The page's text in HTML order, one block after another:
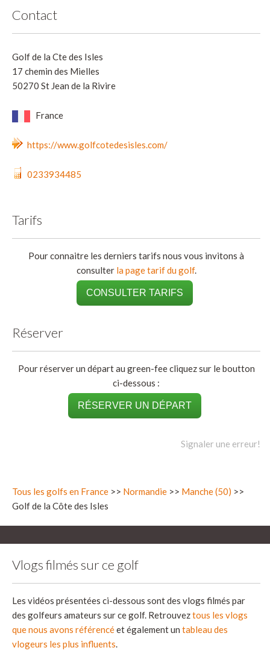
Contact
Golf de la Cte des Isles
17 chemin des Mielles
50270 St Jean de la Rivire
France
https://www.golfcotedesisles.com/
0233934485
Tarifs
Pour connaitre les derniers tarifs nous vous invitons à
consulter la page tarif du golf.
CONSULTER TARIFS
Réserver
Pour réserver un départ au green-fee cliquez sur le boutton
ci-dessous :
RÉSERVER UN DÉPART
Signaler une erreur!
Tous les golfs en France >> Normandie >> Manche (50) >>
Golf de la Côte des Isles
Vlogs filmés sur ce golf
Les vidéos présentées ci-dessous sont des vlogs filmés par
des golfeurs amateurs sur ce golf. Retrouveztous les vlogs
que nous avons référencéet également un tableau des
vlogeurs les plus influents.